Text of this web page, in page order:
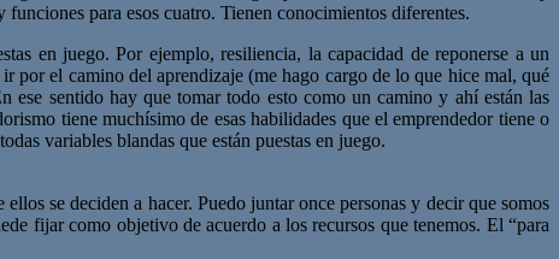
para esos cuatro. Tienen conocimientos diferentes.
en juego. Por ejemplo, resiliencia, la capacidad de reponerse a un
por el camino del aprendizaje (me hago cargo de lo que hice mal, qué
ese sentido hay que tomar todo esto como un camino y ahí están las
tiene muchísimo de esas habilidades que el emprendedor tiene o
variables blandas que están puestas en juego.
se deciden a hacer. Puedo juntar once personas y decir que somos
fijar como objetivo de acuerdo a los recursos que tenemos. El “para